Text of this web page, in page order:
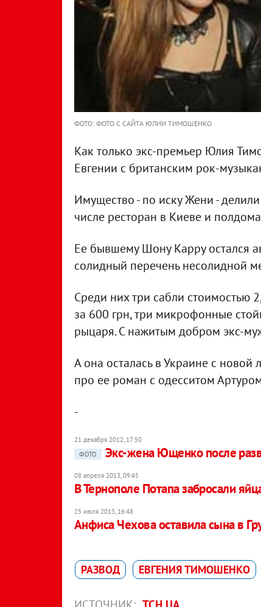
ФОТО: ФОТО С САЙТА ЮЛИИ ТИМОШЕНКО
Как только экс-премьер Юлия
Евгении с британским рок-
Имущество - по иску Жени -
числе ресторан в Киеве и
Ее бывшему Шону Карру остался
солидный перечень несолидной
Среди них три сабли стоимостью
за 600 грн, три микрофонные
рыцаря. С нажитым добром экс-
А она осталась в Украине с
про ее роман с одесситом
-
21 декабря 2012, 17:50
ФОТО
Экс-жена Ющенко после
08 апреля 2013, 09:45
В Тернополе Потапа забросали
25 июля 2013, 16:48
Анфиса Чехова оставила сына в
РАЗВОД ЕВГЕНИЯ ТИМОШЕНКО